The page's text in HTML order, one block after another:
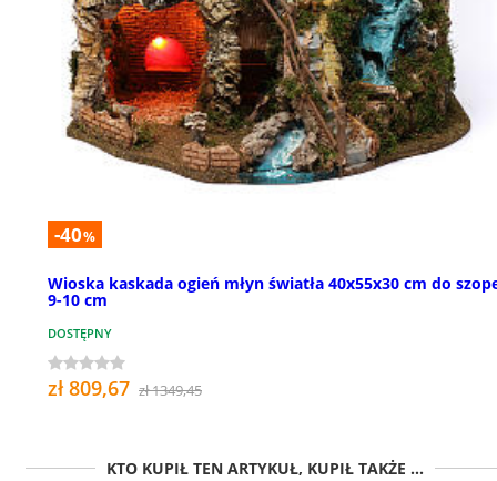
-40%
Wioska kaskada ogień młyn światła 40x55x30 cm do
9-10 cm
DOSTĘPNY
zł 809,67 zł 1349,45
KTO KUPIŁ TEN ARTYKUŁ, KUPIŁ TAKŻE ...